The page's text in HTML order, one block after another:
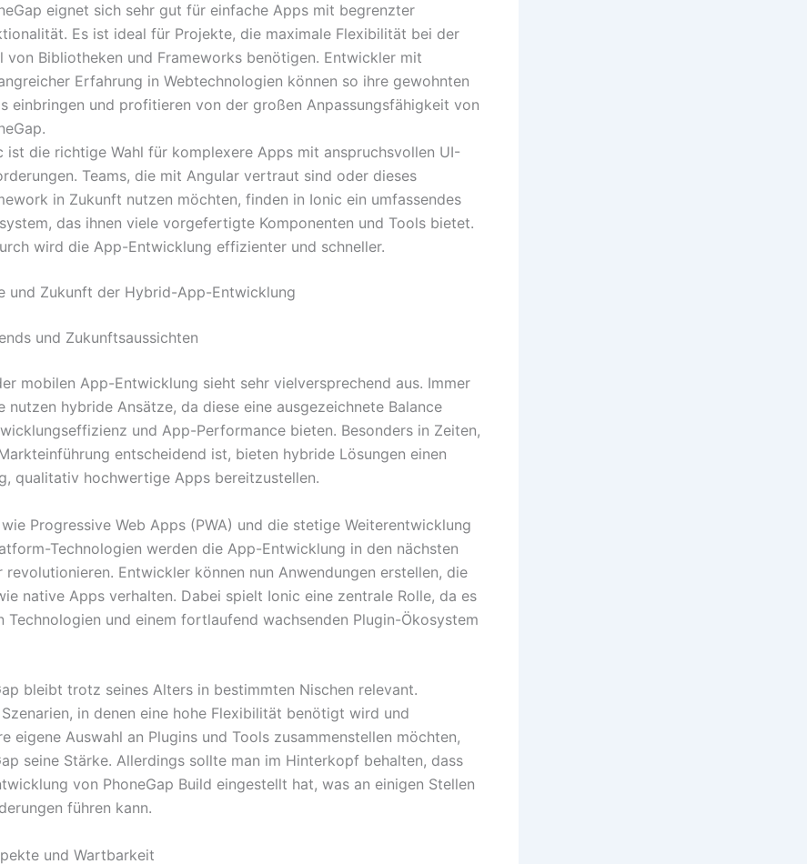
eignet sich sehr gut für einfache Apps mit begrenzter
Es ist ideal für Projekte, die maximale Flexibilität bei der
von Bibliotheken und Frameworks benötigen. Entwickler mit
Erfahrung in Webtechnologien können so ihre gewohnten
einbringen und profitieren von der großen Anpassungsfähigkeit von
ist die richtige Wahl für komplexere Apps mit anspruchsvollen UI-
Teams, die mit Angular vertraut sind oder dieses
in Zukunft nutzen möchten, finden in Ionic ein umfassendes
das ihnen viele vorgefertigte Komponenten und Tools bietet.
wird die App-Entwicklung effizienter und schneller.
und Zukunft der Hybrid-App-Entwicklung
und Zukunftsaussichten
mobilen App-Entwicklung sieht sehr vielversprechend aus. Immer
nutzen hybride Ansätze, da diese eine ausgezeichnete Balance
und App-Performance bieten. Besonders in Zeiten,
entscheidend ist, bieten hybride Lösungen einen
qualitativ hochwertige Apps bereitzustellen.
Progressive Web Apps (PWA) und die stetige Weiterentwicklung
Technologien werden die App-Entwicklung in den nächsten
revolutionieren. Entwickler können nun Anwendungen erstellen, die
native Apps verhalten. Dabei spielt Ionic eine zentrale Rolle, da es
Technologien und einem fortlaufend wachsenden Plugin-Ökosystem
bleibt trotz seines Alters in bestimmten Nischen relevant.
in denen eine hohe Flexibilität benötigt wird und
eigene Auswahl an Plugins und Tools zusammenstellen möchten,
seine Stärke. Allerdings sollte man im Hinterkopf behalten, dass
von PhoneGap Build eingestellt hat, was an einigen Stellen
führen kann.
und Wartbarkeit